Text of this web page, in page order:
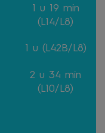
1 u 19 min
(L14/L8)
1 u (L42B/L8)
2 u 34 min
(L10/L8)